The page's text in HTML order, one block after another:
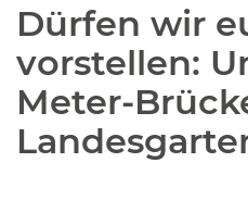
Dürfen wir
vorstellen:
Meter-